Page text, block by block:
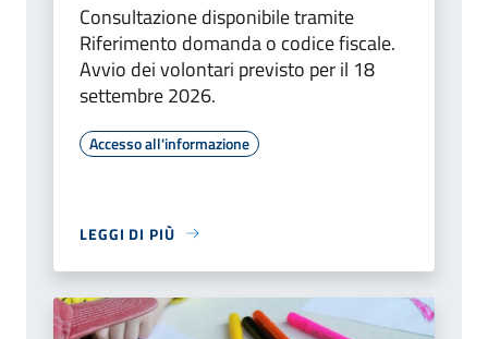
Consultazione disponibile tramite
Riferimento domanda o codice fiscale.
Avvio dei volontari previsto per il 18
settembre 2026.
Accesso all'informazione
LEGGI DI PIÙ